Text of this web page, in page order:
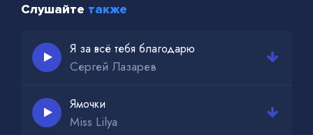
Слушайте также
Я за всё тебя благодарю
Сергей Лазарев
Ямочки
Miss Lilya